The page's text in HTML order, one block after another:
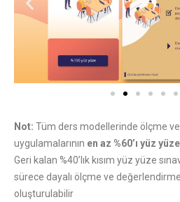
Not: Tüm ders modellerinde ölçme
uygulamalarının en az %60’ı yüz
Geri kalan %40’lık kısım yüz yüze
sürece dayalı ölçme ve
oluşturulabilir